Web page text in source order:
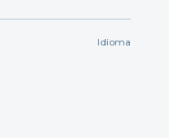
Idioma